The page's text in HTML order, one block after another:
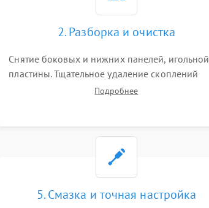
2. Разборка и очистка
Снятие боковых и нижних панелей, игольной
пластины. Тщательное удаление скоплений
тканевой пыли, обрезков и очесов из зоны
Подробнее
5. Смазка и точная настройка